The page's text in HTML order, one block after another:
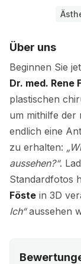
Über uns
Beginnen Sie
Dr. med. Rene
plastischen
um mithilfe der
endlich eine
zu erhalten:
aussehen?“.
Standardfotos
Föste in 3D
Ich“aussehen